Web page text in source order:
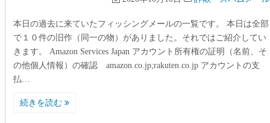
本日の過去に来ていたフィッシングメールの一覧です。 本日は全部
で１０件の旧作（同一の物）がありました。それではご紹介してい
きます。 Amazon Services Japan アカウント所有権の証明（名前、そ
の他個人情報）の確認 amazon.co.jp;rakuten.co.jp アカウントの支
払…
続きを読む